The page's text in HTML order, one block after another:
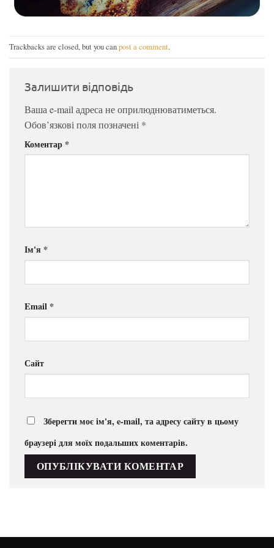
Trackbacks are closed, but you canpost a comment.
Залишити відповідь
Ваша e-mail адреса не оприлюднюватиметься.
Обов’язкові поля позначені *
Коментар *
Ім'я *
Email *
Сайт
Зберегти моє ім'я, e-mail, та адресу сайту в цьому
браузері для моїх подальших коментарів.